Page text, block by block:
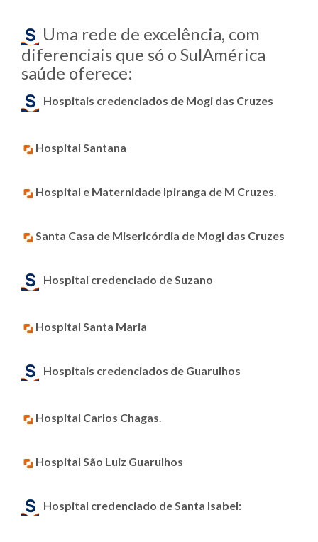
Uma rede de excelência, com
diferenciais que só o SulAmérica
saúde oferece:
Hospitais credenciados de Mogi das Cruzes
Hospital Santana
Hospital e Maternidade Ipiranga de M Cruzes
Santa Casa de Misericórdia de Mogi das Cruzes
Hospital credenciado de Suzano
Hospital Santa Maria
Hospitais credenciados de Guarulhos
Hospital Carlos Chagas
Hospital São Luiz Guarulhos
Hospital credenciado de Santa Isabel: